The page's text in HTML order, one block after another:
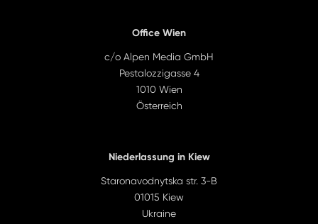
Office Wien
c/o Alpen Media GmbH
Pestalozzigasse 4
1010 Wien
Österreich
Niederlassung in Kiew
Staronavodnytska str. 3-B
01015 Kiew
Ukraine